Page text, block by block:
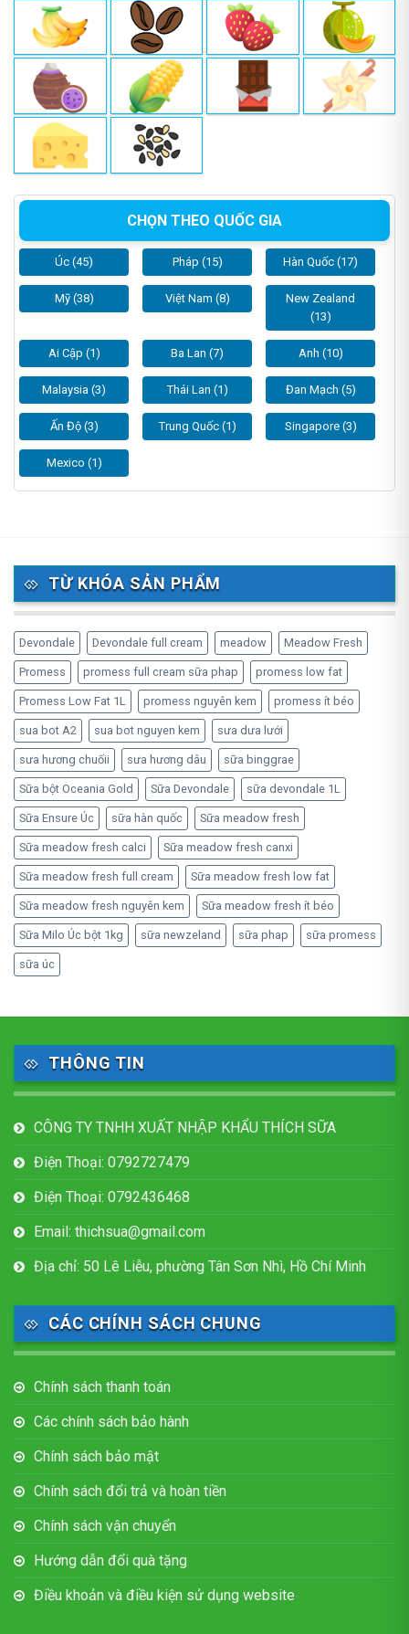
CHỌN THEO QUỐC GIA
Úc (45) Pháp (15) Hàn Quốc (17)
Mỹ (38) Việt Nam (8)
New Zealand
(13)
Ai Cập (1) Ba Lan (7) Anh (10)
Malaysia (3) Thái Lan (1) Đan Mạch (5)
Ấn Độ (3) Trung Quốc (1) Singapore (3)
Mexico (1)
TỪ KHÓA SẢN PHẨM
Devondale Devondale full cream meadow Meadow Fresh
Promess promess full cream sữa phap promess low fat
Promess Low Fat 1L promess nguyên kem promess ít béo
sua bot A2 sua bot nguyen kem sưa dưa lưới
sưa hương chuốii sưa hương dâu sữa binggrae
Sữa bột Oceania Gold Sữa Devondale sữa devondale 1L
Sữa Ensure Úc sữa hàn quốc Sữa meadow fresh
Sữa meadow fresh calci Sữa meadow fresh canxi
Sữa meadow fresh full cream Sữa meadow fresh low fat
Sữa meadow fresh nguyên kem Sữa meadow fresh ít béo
Sữa Milo Úc bột 1kg sữa newzeland sữa phap sữa promess
sữa úc
THÔNG TIN
CÔNG TY TNHH XUẤT NHẬP KHẨU THÍCH SỮA
Điện Thoại: 0792727479
Điện Thoại: 0792436468
Email: thichsua@gmail.com
Địa chỉ: 50 Lê Liễu, phường Tân Sơn Nhì, Hồ Chí Minh
CÁC CHÍNH SÁCH CHUNG
Chính sách thanh toán
Các chính sách bảo hành
Chính sách bảo mật
Chính sách đổi trả và hoàn tiền
Chính sách vận chuyển
Hướng dẫn đổi quà tặng
Điều khoản và điều kiện sử dụng website